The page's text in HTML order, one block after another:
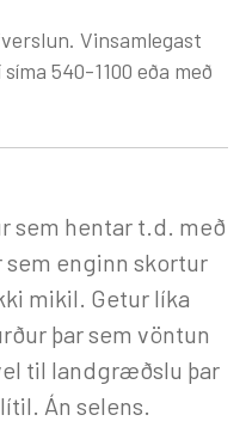
Vinsamlegast
540-1100 eða með
sem hentar t.d. með
enginn skortur
mikil. Getur líka
þar sem vöntun
til landgræðslu þar
Án selens.